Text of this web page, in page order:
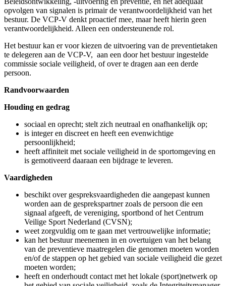
andere trainingen en zich proactief te verdiepen in thema’s
rondom sociale veiligheid;
is op de hoogte van de meld-, doorverwijs- en
ondersteuningsmogelijkheden en preventieve mogelijkheden
in de sport;
is bekend met de basisprincipes van het sporttuchtrecht;
heeft kennis van de interne organisatiestructuur en cultuur van
de vereniging;
kent de verschillen in rollen en verantwoordelijkheid van een
VCP-V, de IM en de overige medewerkers bij de sportbond
vertrouwenspersoon (VP) en de casemanagers (CM) bij het
CVSN.
Opleiding
VCP-V opleiding
(https://sportopleidingen.nl/opleidingen/1069-
vertrouwenscontactpersoon
Terugkomdag voor VCP-V
https://sportopleidingen.nl/opleidingen/1068-terugkomdag-
vertrouwenscontactpersoon)
WERKWIJZE
Eerste opvang/aanspreekpunt
De VCP-V verzorgt de eerste opvang bij signalen betreffende
vermeend grensoverschrijdend gedrag en andere
integriteitsschendingen op de vereniging voor zowel slachtoffers,
beschuldigden als overige betrokkenen. Het kan gaan om een
verhaal over diegene zelf of over een derde.